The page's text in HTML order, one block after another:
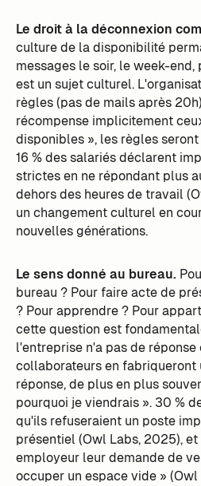
Le droit à la déconnexion
culture de la disponibilité
messages le soir, le week-
est un sujet culturel.
règles (pas de mails après
récompense implicitement
disponibles », les règles
16 % des salariés déclarent
strictes en ne répondant plus
dehors des heures de travail
un changement culturel en
nouvelles générations.
Le sens donné au bureau.
bureau ? Pour faire acte de
? Pour apprendre ? Pour
cette question est
l'entreprise n'a pas de réponse
collaborateurs en fabriqueront
réponse, de plus en plus
pourquoi je viendrais ». 30 %
qu'ils refuseraient un poste
présentiel (Owl Labs, 2025),
employeur leur demande de
occuper un espace vide »